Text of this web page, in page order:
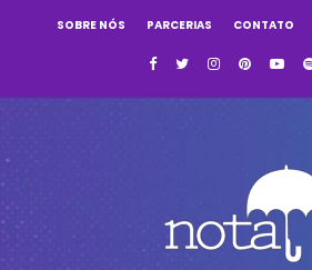
SOBRE NÓS PARCERIAS CONTATO